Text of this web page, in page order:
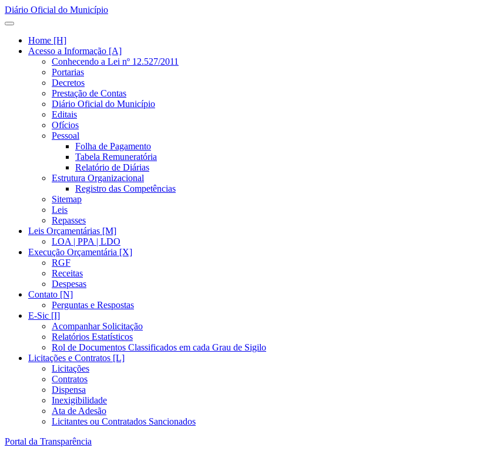
Diário Oficial do Município
Home [H]
Acesso a Informação [A]
Conhecendo a Lei nº 12.527/2011
Portarias
Decretos
Prestação de Contas
Diário Oficial do Município
Editais
Ofícios
Pessoal
Folha de Pagamento
Tabela Remuneratória
Relatório de Diárias
Estrutura Organizacional
Registro das Competências
Sitemap
Leis
Repasses
Leis Orçamentárias [M]
LOA | PPA | LDO
Execução Orçamentária [X]
RGF
Receitas
Despesas
Contato [N]
Perguntas e Respostas
E-Sic [I]
Acompanhar Solicitação
Relatórios Estatísticos
Rol de Documentos Classificados em cada Grau de Sigilo
Licitações e Contratos [L]
Licitações
Contratos
Dispensa
Inexigibilidade
Ata de Adesão
Licitantes ou Contratados Sancionados
Portal da Transparência